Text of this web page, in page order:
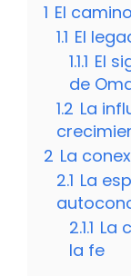
1 El
1.1 El
1.1.1 El
de
1.2 La
2 La
2.1 La
2.1.1 La
la fe